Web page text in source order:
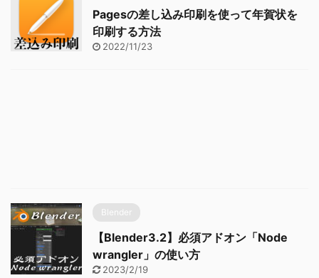
Pagesの差し込み印刷を使って年賀状を
印刷する方法
2022/11/23
Blender
【Blender3.2】必須アドオン「Node
wrangler」の使い方
2023/2/19